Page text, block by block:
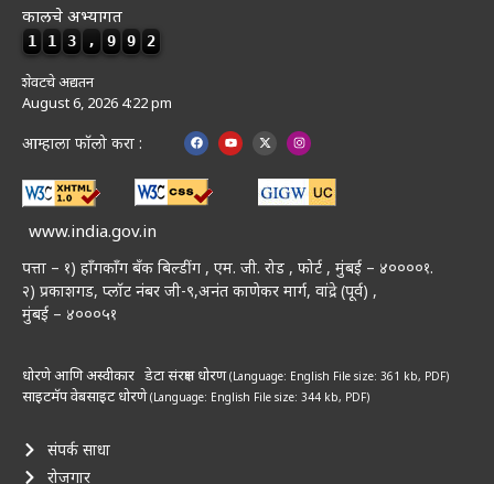
कालचे अभ्यागत
1 1 3 , 9 9 2
शेवटचे अद्यतन
August 6, 2026 4:22 pm
आम्हाला फॉलो करा :
www.india.gov.in
पत्ता – १) हॉंगकॉंग बँक बिल्डींग , एम. जी. रोड , फोर्ट , मुंबई – ४००००१.
२) प्रकाशगड, प्लॉट नंबर जी-९,अनंत काणेकर मार्ग, वांद्रे (पूर्व) ,
मुंबई – ४०००५१
धोरणे आणि अस्वीकार डेटा संरक्षण धोरण(Language: English File size: 361 kb, PDF)
साइटमॅपवेबसाइट धोरणे(Language: English File size: 344 kb, PDF)
संपर्क साधा
रोजगार